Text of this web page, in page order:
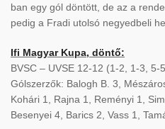
ban egy gól döntött, de az a
pedig a Fradi utolsó negyedbeli
Ifi Magyar Kupa, döntő:
BVSC – UVSE 12-12 (1-2, 1-3,
Gólszerzők: Balogh B. 3,
Kohári 1, Rajna 1, Reményi 1,
Besenyei 4, Barics 2, Vass 1,